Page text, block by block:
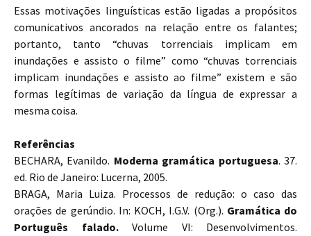
Essas motivações linguísticas estão ligadas a propósitos
comunicativos ancorados na relação entre os falantes;
portanto, tanto “chuvas torrenciais implicam em
inundações e assisto o filme” como “chuvas torrenciais
implicam inundações e assisto ao filme” existem e são
formas legítimas de variação da língua de expressar a
mesma coisa.
Referências
BECHARA, Evanildo. Moderna gramática portuguesa. 37.
ed. Rio de Janeiro: Lucerna, 2005.
BRAGA, Maria Luiza. Processos de redução: o caso das
orações de gerúndio. In: KOCH, I.G.V. (Org.). Gramática do
Português falado. Volume VI: Desenvolvimentos.